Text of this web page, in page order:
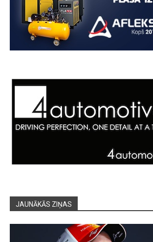
JAUNĀKĀS ZIŅAS